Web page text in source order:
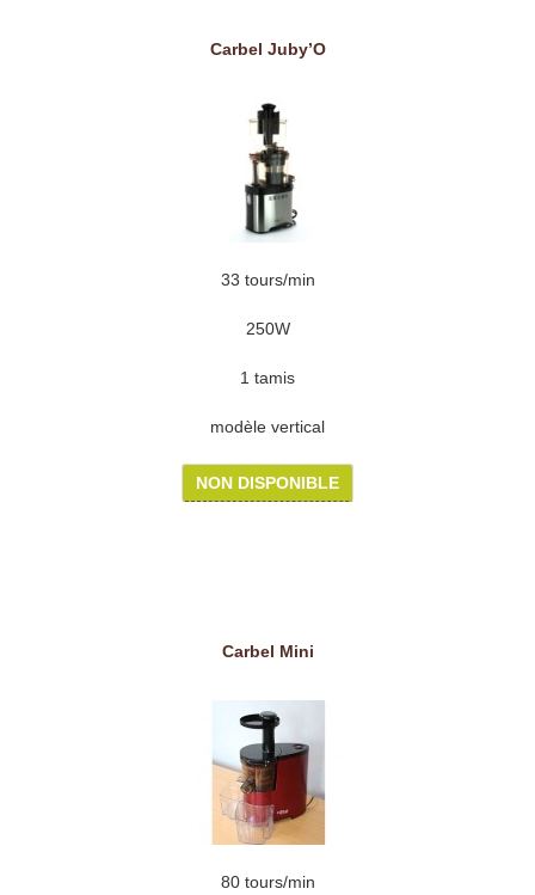
Carbel Juby’O
33 tours/min
250W
1 tamis
modèle vertical
NON DISPONIBLE
Carbel Mini
80 tours/min